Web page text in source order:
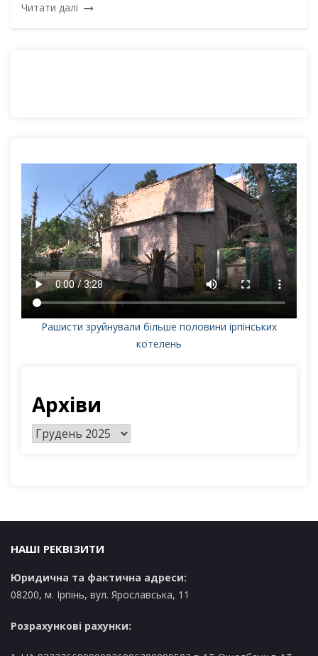
Читати далі
Рашисти зруйнували більше половини ірпінських
котелень
Архіви
А
НАШІ РЕКВІЗИТИ
Юридична та фактична адреси:
08200, м. Ірпінь, вул. Ярославська, 11
Розрахункові рахунки: